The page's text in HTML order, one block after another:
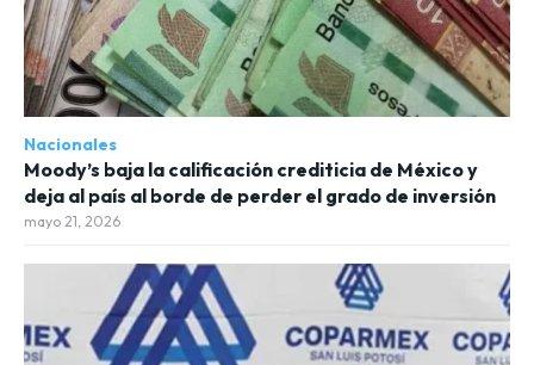
Nacionales
Moody’s baja la calificación crediticia de México y
deja al país al borde de perder el grado de inversión
mayo 21, 2026